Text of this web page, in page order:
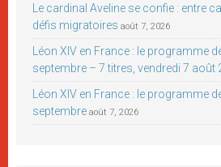
Le cardinal Aveline se confie : entre
défis migratoires août 7, 2026
Léon XIV en France : le programme
septembre – 7 titres, vendredi 7 août
Léon XIV en France : le programme
septembre août 7, 2026